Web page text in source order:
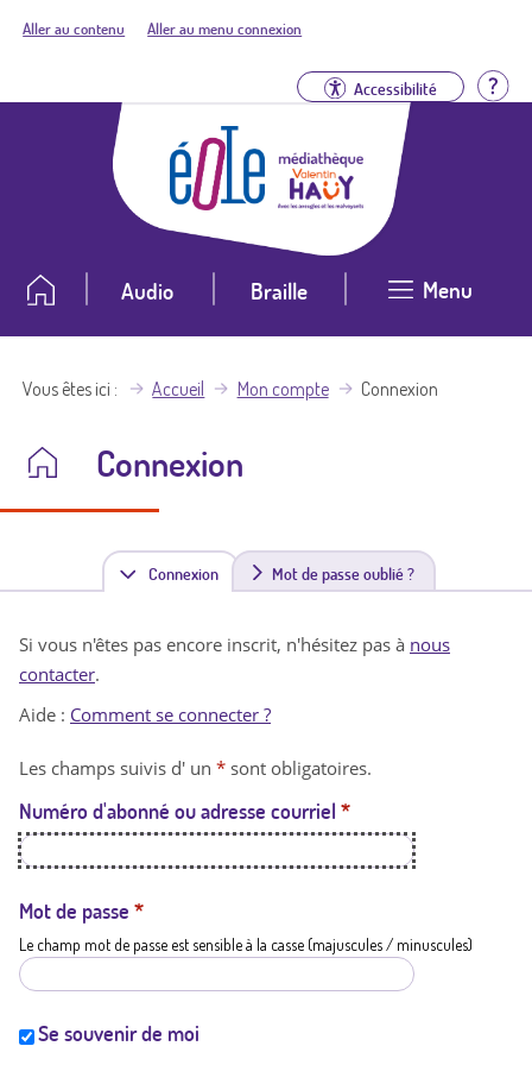
Aller au contenu Aller au menu connexion
Accessibilité
Audio Braille Menu
Vous êtes ici Accueil Mon compte Connexion
Connexion
Connexion(
n
t
a
t
i
Mot de passe oublié ?
Si vous n'êtes pas encore inscrit, n'hésitez pas à nous
contacter.
Aide : Comment se connecter ?
Les champs suivis d' un * sont obligatoires.
Numéro d'abonné ou adresse courriel *
Mot de passe *
Le champ mot de passe est sensible à la casse (majuscules / minuscules)
Se souvenir de moi